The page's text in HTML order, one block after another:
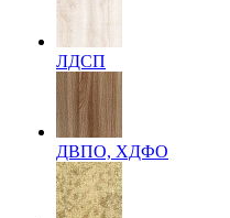
ЛДСП
ДВПО, ХДФО